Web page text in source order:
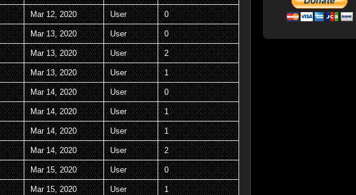
Mar 12, 2020 User 0
Mar 13, 2020 User 0
Mar 13, 2020 User 2
Mar 13, 2020 User 1
Mar 14, 2020 User 0
Mar 14, 2020 User 1
Mar 14, 2020 User 1
Mar 14, 2020 User 2
Mar 15, 2020 User 0
Mar 15, 2020 User 1